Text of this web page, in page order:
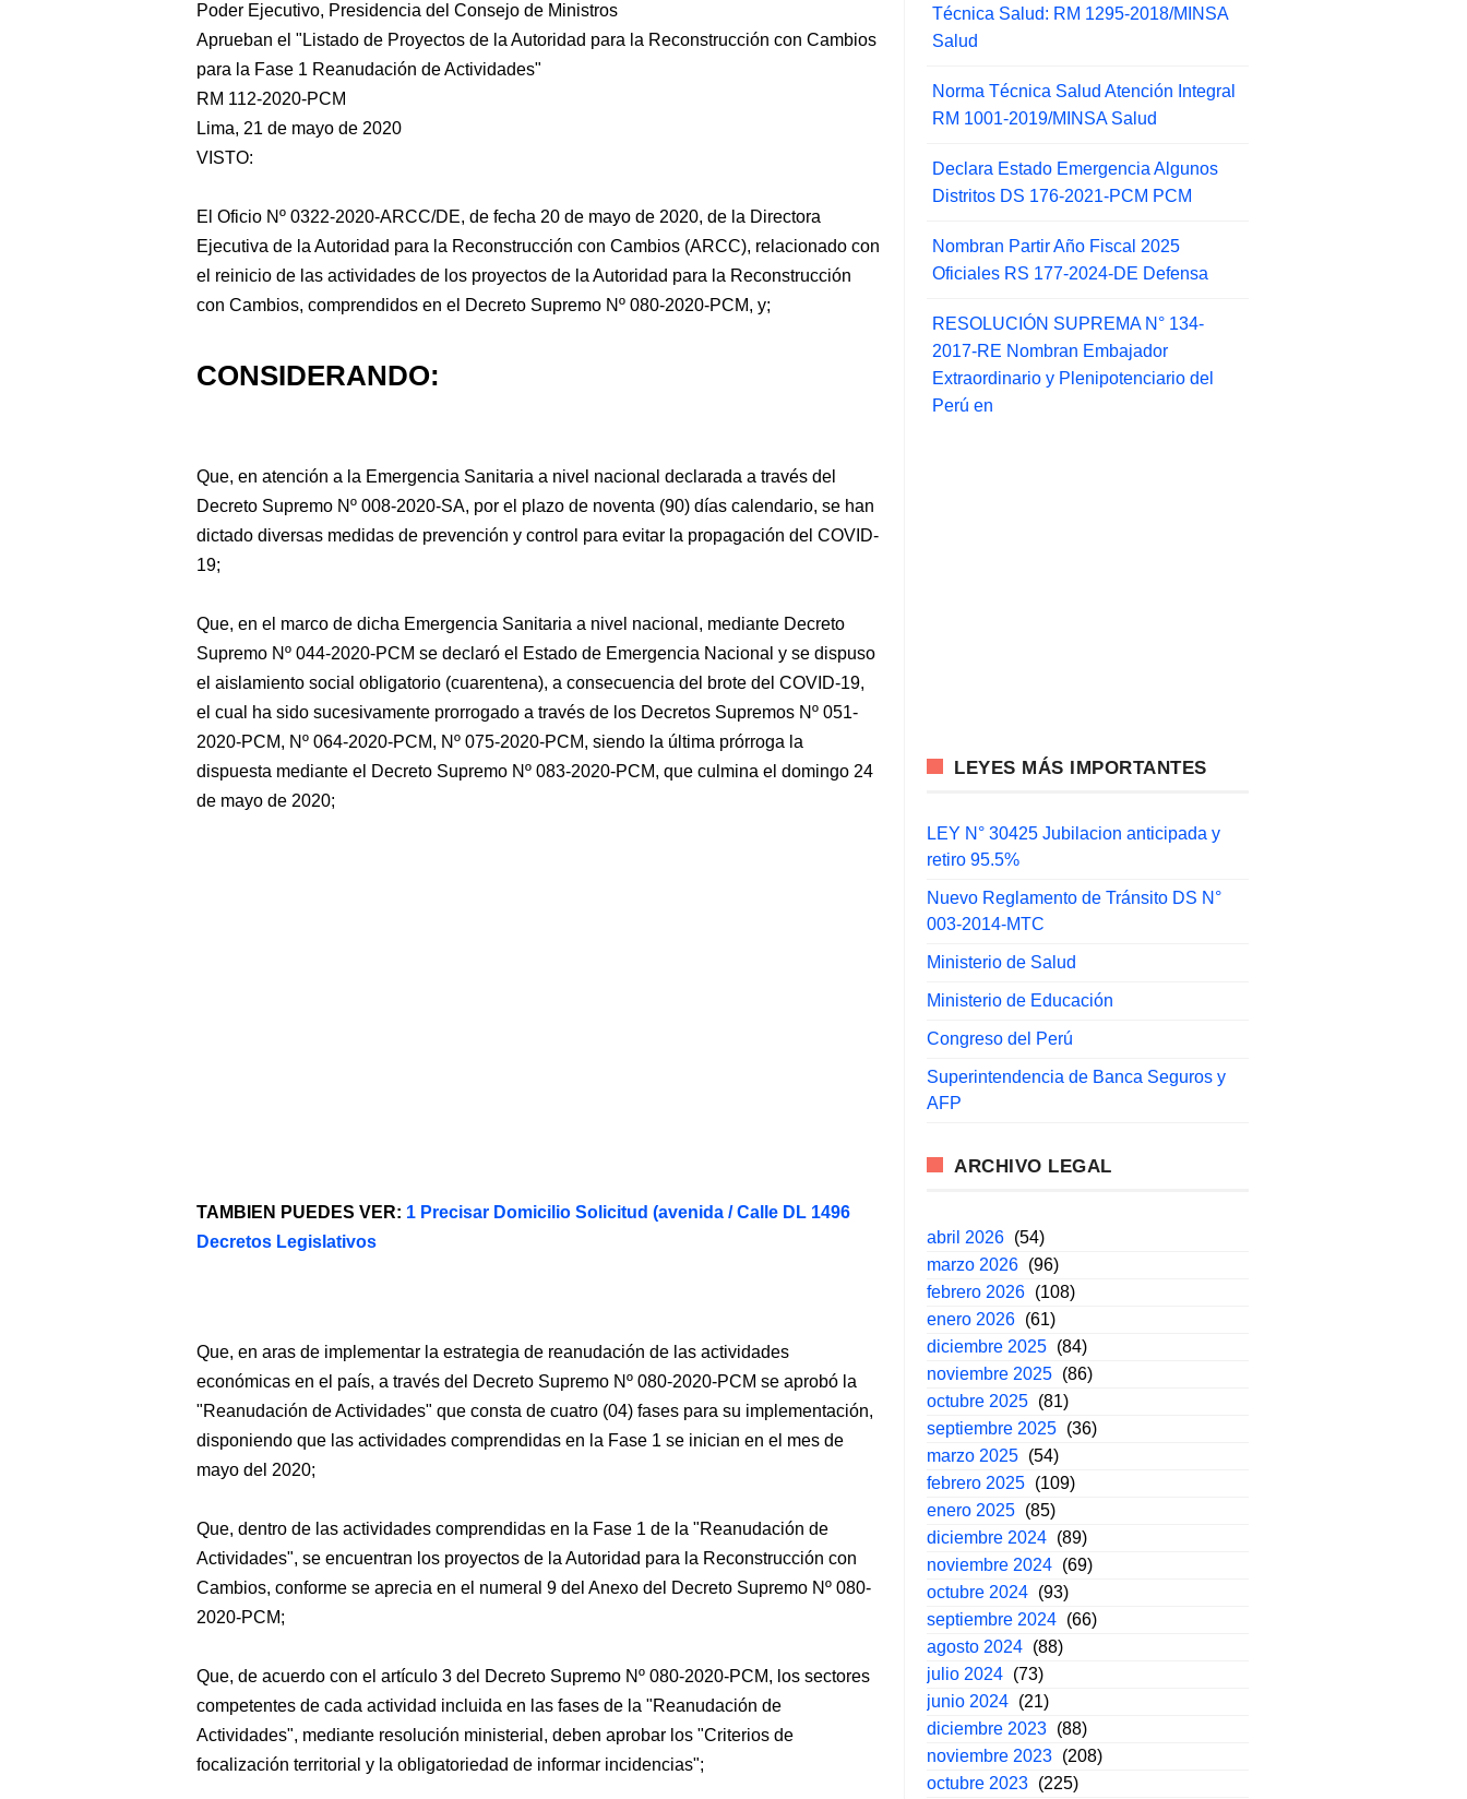
Poder Ejecutivo, Presidencia del Consejo de Ministros
Aprueban el "Listado de Proyectos de la Autoridad para la Reconstrucción con Cambios
para la Fase 1 Reanudación de Actividades"
RM 112-2020-PCM
Lima, 21 de mayo de 2020
VISTO:
El Oficio Nº 0322-2020-ARCC/DE, de fecha 20 de mayo de 2020, de la Directora
Ejecutiva de la Autoridad para la Reconstrucción con Cambios (ARCC), relacionado con
el reinicio de las actividades de los proyectos de la Autoridad para la Reconstrucción
con Cambios, comprendidos en el Decreto Supremo Nº 080-2020-PCM, y;
CONSIDERANDO:
Que, en atención a la Emergencia Sanitaria a nivel nacional declarada a través del
Decreto Supremo Nº 008-2020-SA, por el plazo de noventa (90) días calendario, se han
dictado diversas medidas de prevención y control para evitar la propagación del COVID-
19;
Que, en el marco de dicha Emergencia Sanitaria a nivel nacional, mediante Decreto
Supremo Nº 044-2020-PCM se declaró el Estado de Emergencia Nacional y se dispuso
el aislamiento social obligatorio (cuarentena), a consecuencia del brote del COVID-19,
el cual ha sido sucesivamente prorrogado a través de los Decretos Supremos Nº 051-
2020-PCM, Nº 064-2020-PCM, Nº 075-2020-PCM, siendo la última prórroga la
dispuesta mediante el Decreto Supremo Nº 083-2020-PCM, que culmina el domingo 24
de mayo de 2020;
TAMBIEN PUEDES VER: 1 Precisar Domicilio Solicitud (avenida / Calle DL 1496
Decretos Legislativos
Que, en aras de implementar la estrategia de reanudación de las actividades
económicas en el país, a través del Decreto Supremo Nº 080-2020-PCM se aprobó la
"Reanudación de Actividades" que consta de cuatro (04) fases para su implementación,
disponiendo que las actividades comprendidas en la Fase 1 se inician en el mes de
mayo del 2020;
Que, dentro de las actividades comprendidas en la Fase 1 de la "Reanudación de
Actividades", se encuentran los proyectos de la Autoridad para la Reconstrucción con
Cambios, conforme se aprecia en el numeral 9 del Anexo del Decreto Supremo Nº 080-
2020-PCM;
Que, de acuerdo con el artículo 3 del Decreto Supremo Nº 080-2020-PCM, los sectores
competentes de cada actividad incluida en las fases de la "Reanudación de
Actividades", mediante resolución ministerial, deben aprobar los "Criterios de
focalización territorial y la obligatoriedad de informar incidencias";
Técnica Salud: RM 1295-2018/MINSA
Salud
Norma Técnica Salud Atención Integral
RM 1001-2019/MINSA Salud
Declara Estado Emergencia Algunos
Distritos DS 176-2021-PCM PCM
Nombran Partir Año Fiscal 2025
Oficiales RS 177-2024-DE Defensa
RESOLUCIÓN SUPREMA N° 134-
2017-RE Nombran Embajador
Extraordinario y Plenipotenciario del
Perú en
LEYES MÁS IMPORTANTES
LEY N° 30425 Jubilacion anticipada y
retiro 95.5%
Nuevo Reglamento de Tránsito DS N°
003-2014-MTC
Ministerio de Salud
Ministerio de Educación
Congreso del Perú
Superintendencia de Banca Seguros y
AFP
ARCHIVO LEGAL
abril 2026 (54)
marzo 2026 (96)
febrero 2026 (108)
enero 2026 (61)
diciembre 2025 (84)
noviembre 2025 (86)
octubre 2025 (81)
septiembre 2025 (36)
marzo 2025 (54)
febrero 2025 (109)
enero 2025 (85)
diciembre 2024 (89)
noviembre 2024 (69)
octubre 2024 (93)
septiembre 2024 (66)
agosto 2024 (88)
julio 2024 (73)
junio 2024 (21)
diciembre 2023 (88)
noviembre 2023 (208)
octubre 2023 (225)